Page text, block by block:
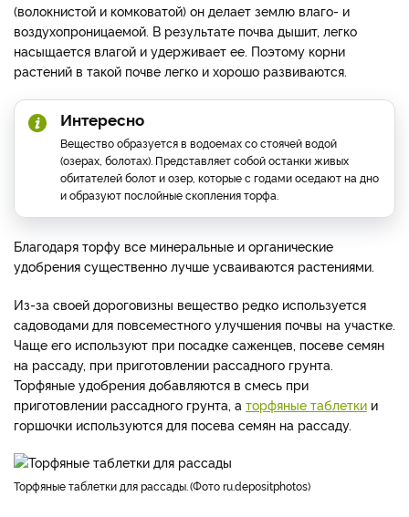
(волокнистой и комковатой) он делает землю влаго- и
воздухопроницаемой. В результате почва дышит, легко
насыщается влагой и удерживает ее. Поэтому корни
растений в такой почве легко и хорошо развиваются.
Интересно
Вещество образуется в водоемах со стоячей водой
(озерах, болотах). Представляет собой останки живых
обитателей болот и озер, которые с годами оседают на дно
и образуют послойные скопления торфа.
Благодаря торфу все минеральные и органические
удобрения существенно лучше усваиваются растениями.
Из-за своей дороговизны вещество редко используется
садоводами для повсеместного улучшения почвы на участке.
Чаще его используют при посадке саженцев, посеве семян
на рассаду, при приготовлении рассадного грунта.
Торфяные удобрения добавляются в смесь при
приготовлении рассадного грунта, а торфяные таблетки и
горшочки используются для посева семян на рассаду.
торфяные таблетки для рассады. Фото ru.depositphotos